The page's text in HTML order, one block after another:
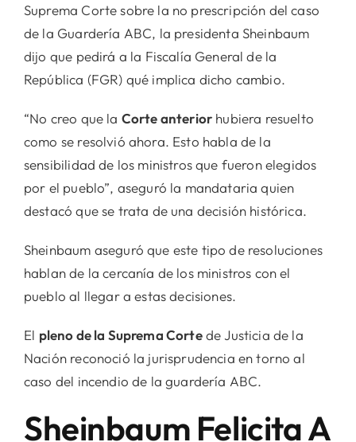
Suprema Corte sobre la no prescripción del caso
de la Guardería ABC, la presidenta Sheinbaum
dijo que pedirá a la Fiscalía General de la
República (FGR) qué implica dicho cambio.
“No creo que la Corte anterior hubiera resuelto
como se resolvió ahora. Esto habla de la
sensibilidad de los ministros que fueron elegidos
por el pueblo”, aseguró la mandataria quien
destacó que se trata de una decisión histórica.
Sheinbaum aseguró que este tipo de resoluciones
hablan de la cercanía de los ministros con el
pueblo al llegar a estas decisiones.
El pleno de la Suprema Cortede Justicia de la
Nación reconoció la jurisprudencia en torno al
caso del incendio de la guardería ABC.
Sheinbaum Felicita A